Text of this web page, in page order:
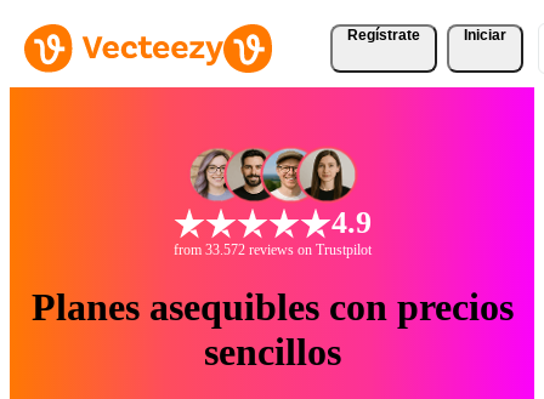
Regístrate Iniciar
4.9
from 33.572 reviews on Trustpilot
Planes asequibles con precios
sencillos